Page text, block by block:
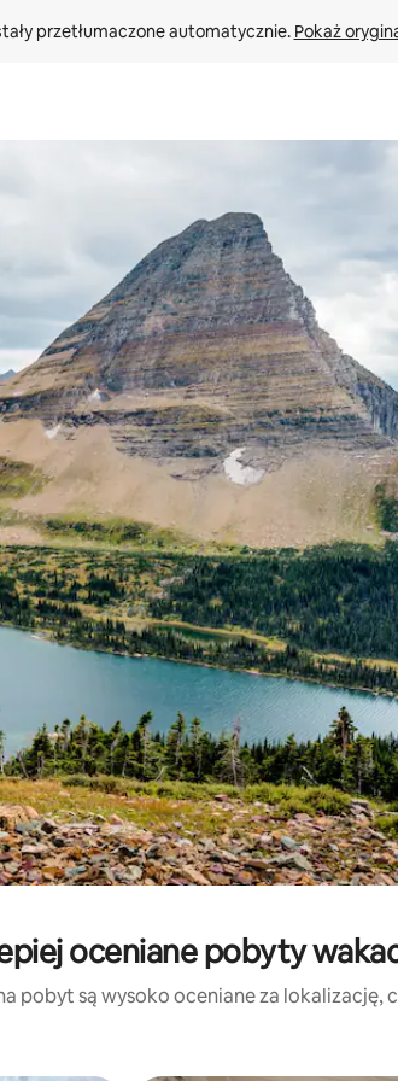
przetłumaczone automatycznie. Pokaż
strzałek w górę i w dół lub przeglądać
oceniane pobyty
pobyt są wysoko oceniane za lokalizację,